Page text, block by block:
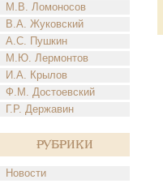
М.В. Ломоносов
В.А. Жуковский
А.С. Пушкин
М.Ю. Лермонтов
И.А. Крылов
Ф.М. Достоевский
Г.Р. Державин
Рубрики
Новости